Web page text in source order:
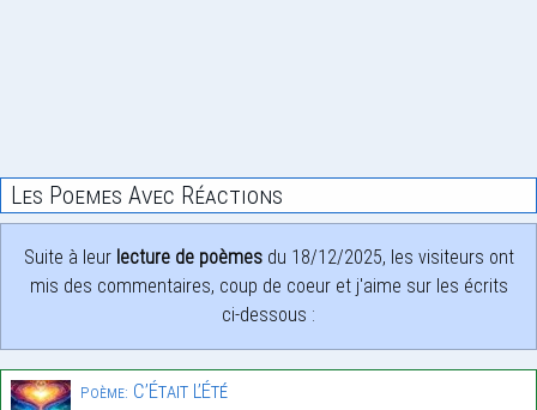
Les Poemes Avec Réactions
Suite à leur lecture de poèmesdu 18/12/2025, les visiteurs ont
mis des commentaires, coup de coeur et j'aime sur les écrits
ci-dessous :
Poème: C’Était L’Été